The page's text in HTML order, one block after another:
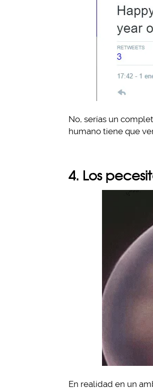
No, serías un
humano tiene que
4. Los
En realidad en un